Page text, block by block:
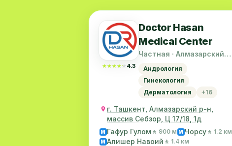
★★★★★
★★★★★ 4.3
Doctor Hasan
Medical Center
Частная · Алмазарский
Андрология
Гинекология
Дерматология
+16
г. Ташкент, Алмазарский р-н,
массив Себзор, Ц 17/18, 1д
M Гафур Гулом 🚶 900 м M Чорсу 🚶 1.2 км
M Алишер Навоий 🚶 1.4 км